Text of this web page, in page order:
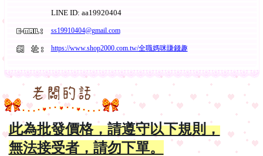
LINE ID: aa19920404
ss19910404@gmail.com
https://www.shop2000.com.tw/全職媽咪賺錢趣
此為批發價格，請遵守以下規則，
無法接受者，請勿下單。